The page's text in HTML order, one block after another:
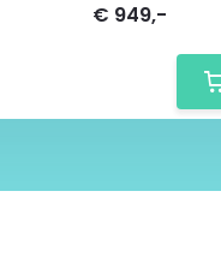
€ 949,-